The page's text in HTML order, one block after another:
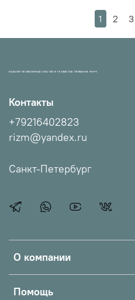
1 2 3
МАГАЗИН ПРОВЕРЕННЫХ СНАСТЕЙ И УЛОВИСТЫХ ПРИМАНОК НХНЧ!
О компании
Помощь
Контакты
+79216402823
rizm@yandex.ru
Санкт-Петербург